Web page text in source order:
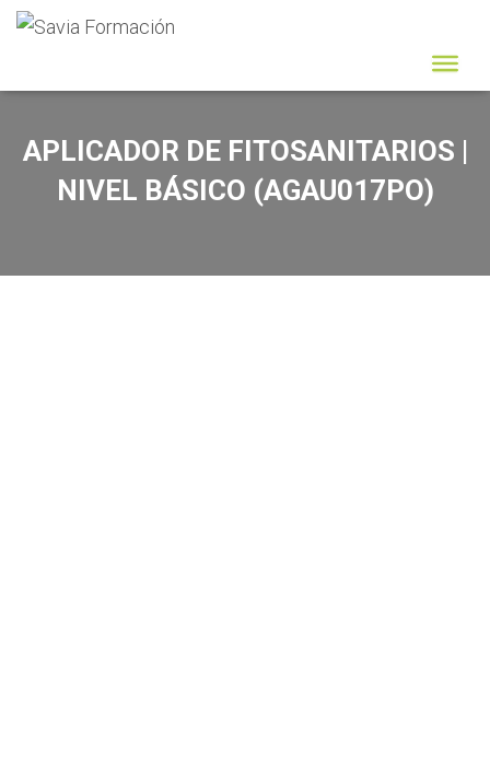
APLICADOR DE FITOSANITARIOS |
NIVEL BÁSICO (AGAU017PO)